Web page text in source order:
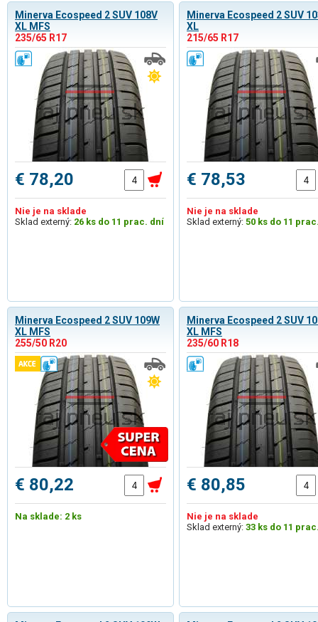
Minerva Ecospeed 2 SUV 108V
XL MFS
235/65 R17
€ 78,20
Nie je na sklade
Sklad externý: 26 ks do 11 prac. dní
Minerva Ecospeed 2 SUV
XL
215/65 R17
€ 78,53
Nie je na sklade
Sklad externý: 50 ks do 11
Minerva Ecospeed 2 SUV 109W
XL MFS
255/50 R20
€ 80,22
Na sklade: 2 ks
Minerva Ecospeed 2 SUV
XL MFS
235/60 R18
€ 80,85
Nie je na sklade
Sklad externý: 33 ks do 11